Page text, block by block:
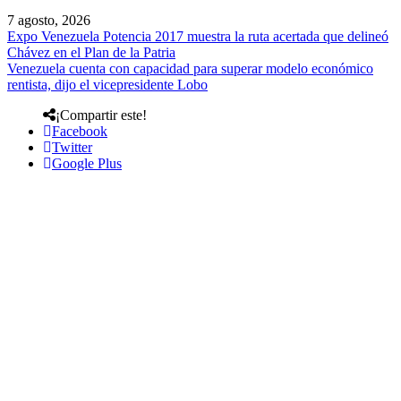
7 agosto, 2026
Expo Venezuela Potencia 2017 muestra la ruta acertada que delineó
Chávez en el Plan de la Patria
Venezuela cuenta con capacidad para superar modelo económico
rentista, dijo el vicepresidente Lobo
¡Compartir este!
Facebook
Twitter
Google Plus